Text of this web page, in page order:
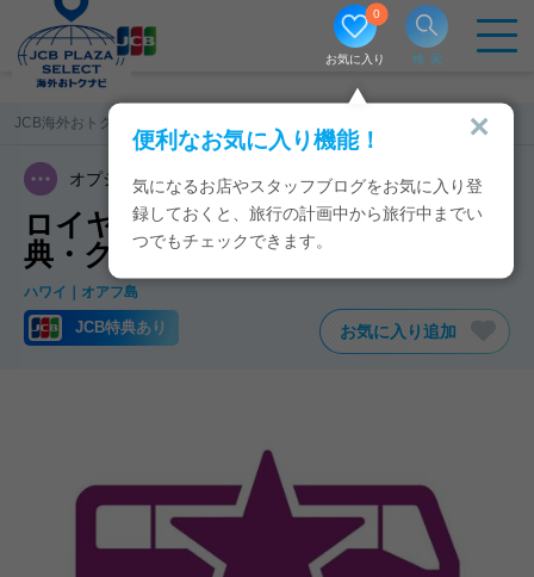
お気に入り
0
便利なお気に入り機能！
気になるお店やスタッフブログをお気に入り登
録しておくと、旅行の計画中から旅行中までい
つでもチェックできます。
検索
JCB海外おトクナビ
オプショナルツアー 観光
ロイヤルスターハワイのJCB特
典・クーポン
ハワイ オアフ島
JCB特典あり お気に入り追加